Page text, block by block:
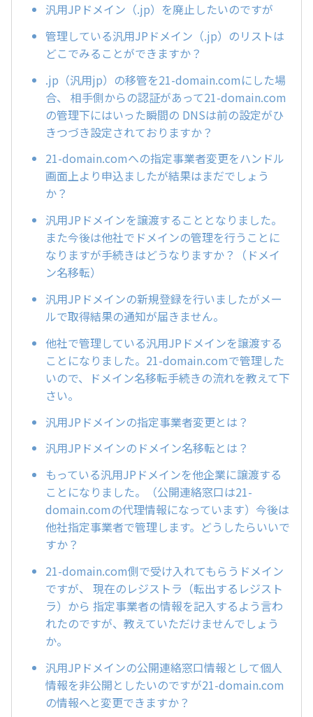
汎用JPドメイン（.jp）を廃止したいのですが
管理している汎用JPドメイン（.jp）のリストは
どこでみることができますか？
.jp（汎用jp）の移管を21-domain.comにした場
合、 相手側からの認証があって21-domain.com
の管理下にはいった瞬間の DNSは前の設定がひ
きつづき設定されておりますか？
21-domain.comへの指定事業者変更をハンドル
画面上より申込ましたが結果はまだでしょう
か？
汎用JPドメインを譲渡することとなりました。
また今後は他社でドメインの管理を行うことに
なりますが手続きはどうなりますか？（ドメイ
ン名移転）
汎用JPドメインの新規登録を行いましたがメー
ルで取得結果の通知が届きません。
他社で管理している汎用JPドメインを譲渡する
ことになりました。21-domain.comで管理した
いので、ドメイン名移転手続きの流れを教えて下
さい。
汎用JPドメインの指定事業者変更とは？
汎用JPドメインのドメイン名移転とは？
もっている汎用JPドメインを他企業に譲渡する
ことになりました。（公開連絡窓口は21-
domain.comの代理情報になっています）今後は
他社指定事業者で管理します。どうしたらいいで
すか？
21-domain.com側で受け入れてもらうドメイン
ですが、 現在のレジストラ（転出するレジスト
ラ）から 指定事業者の情報を記入するよう言わ
れたのですが、教えていただけませんでしょう
か。
汎用JPドメインの公開連絡窓口情報として個人
情報を非公開としたいのですが21-domain.com
の情報へと変更できますか？